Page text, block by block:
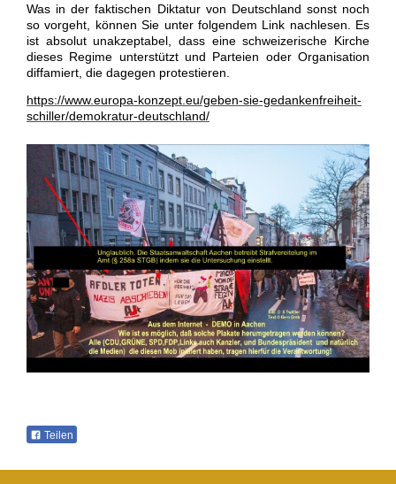
Was in der faktischen Diktatur von Deutschland sonst noch
so vorgeht, können Sie unter folgendem Link nachlesen. Es
ist absolut unakzeptabel, dass eine schweizerische Kirche
dieses Regime unterstützt und Parteien oder Organisation
diffamiert, die dagegen protestieren.
https://www.europa-konzept.eu/geben-sie-gedankenfreiheit-
schiller/demokratur-deutschland/
Teilen